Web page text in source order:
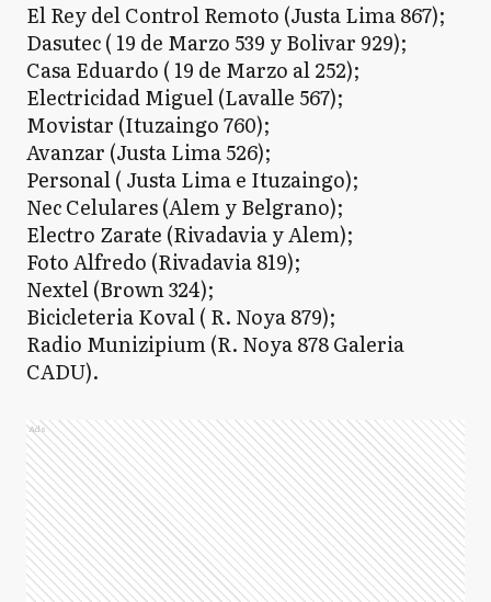
El Rey del Control Remoto (Justa Lima 867);
Dasutec ( 19 de Marzo 539 y Bolivar 929);
Casa Eduardo ( 19 de Marzo al 252);
Electricidad Miguel (Lavalle 567);
Movistar (Ituzaingo 760);
Avanzar (Justa Lima 526);
Personal ( Justa Lima e Ituzaingo);
Nec Celulares (Alem y Belgrano);
Electro Zarate (Rivadavia y Alem);
Foto Alfredo (Rivadavia 819);
Nextel (Brown 324);
Bicicleteria Koval ( R. Noya 879);
Radio Munizipium (R. Noya 878 Galeria
CADU).
Ads